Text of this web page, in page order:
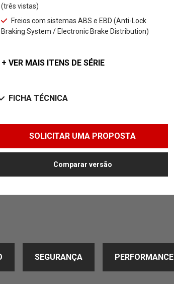
(três vistas)
Freios com sistemas ABS e EBD (Anti-Lock
Braking System / Electronic Brake Distribution)
+ VER MAIS ITENS DE SÉRIE
FICHA TÉCNICA
SOLICITAR UMA PROPOSTA
Comparar versão
SEGURANÇA PERFORMANCE